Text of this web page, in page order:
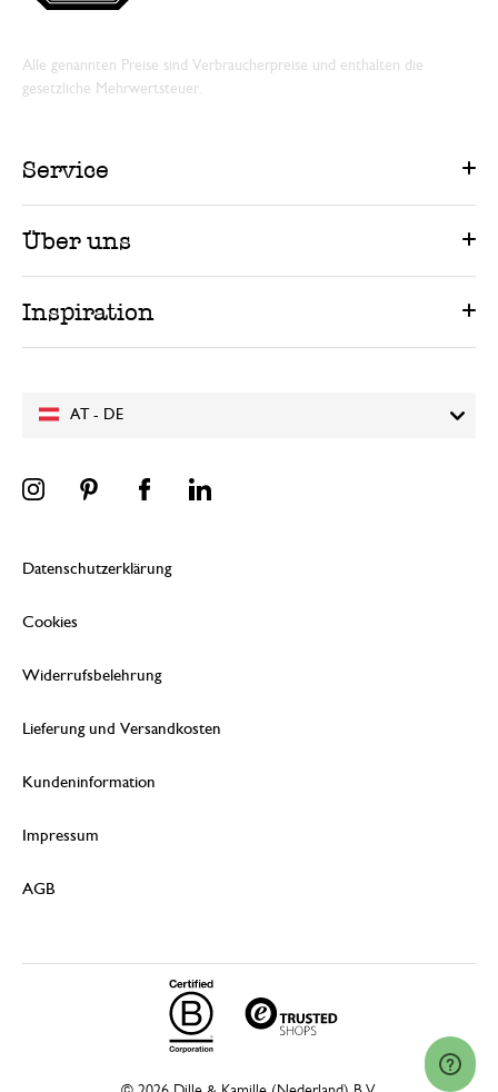
AT - DE
Alle genannten Preise sind Verbraucherpreise und enthalten die
gesetzliche Mehrwertsteuer.
Service
Über uns
Inspiration
Datenschutzerklärung
Cookies
Widerrufsbelehrung
Lieferung und Versandkosten
Kundeninformation
Impressum
AGB